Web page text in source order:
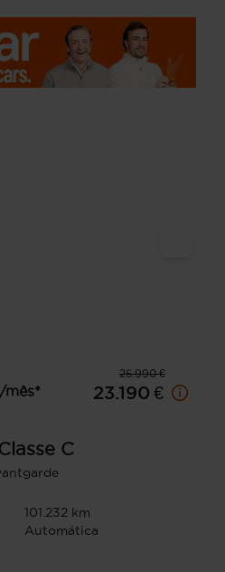
25.990 €
mês*
23.190 €
C
101.232 km
Automática